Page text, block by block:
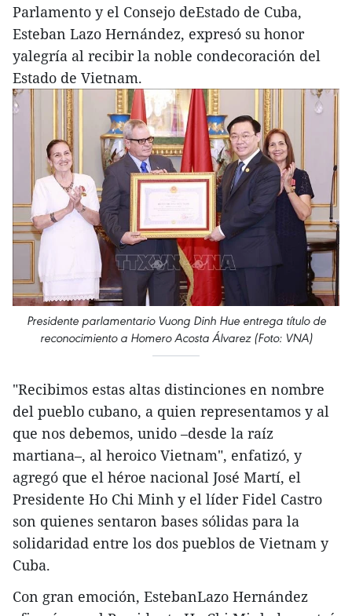
Parlamento y el Consejo deEstado de Cuba,
Esteban Lazo Hernández, expresó su honor
yalegría al recibir la noble condecoración del
Estado de Vietnam.
Presidente parlamentario Vuong Dinh Hue entrega título de
reconocimiento a Homero Acosta Álvarez (Foto: VNA)
"Recibimos estas altas distinciones en nombre
del pueblo cubano, a quien representamos y al
que nos debemos, unido –desde la raíz
martiana–, al heroico Vietnam", enfatizó, y
agregó que el héroe nacional José Martí, el
Presidente Ho Chi Minh y el líder Fidel Castro
son quienes sentaron bases sólidas para la
solidaridad entre los dos pueblos de Vietnam y
Cuba.
Con gran emoción, EstebanLazo Hernández